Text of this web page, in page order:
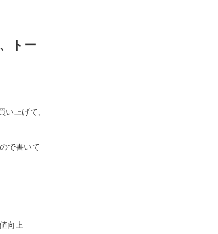
トー
上げて、
で書いて
向上